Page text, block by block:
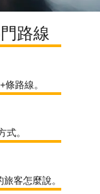
路線
路線。
。
旅客怎麼說。